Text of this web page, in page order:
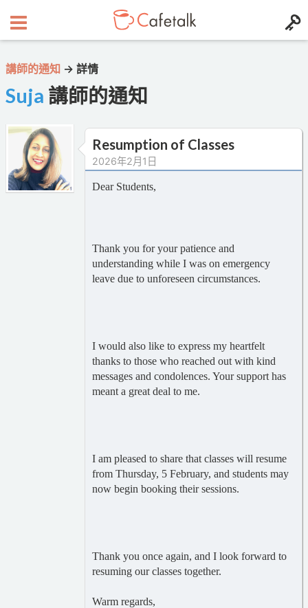
講師的通知 → 詳情
Suja 講師的通知
Resumption of Classes
2026年2月1日
Dear Students,
Thank you for your patience and
understanding while I was on emergency
leave due to unforeseen circumstances.
I would also like to express my heartfelt
thanks to those who reached out with kind
messages and condolences. Your support has
meant a great deal to me.
I am pleased to share that classes will resume
from Thursday, 5 February, and students may
now begin booking their sessions.
Thank you once again, and I look forward to
resuming our classes together.
Warm regards,